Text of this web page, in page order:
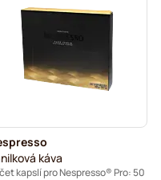
Pro
káva
kapslí pro Nespresso® Pro: 50